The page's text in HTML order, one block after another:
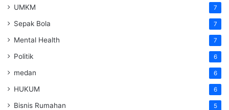
UMKM 7
Sepak Bola 7
Mental Health 7
Politik 6
medan 6
HUKUM 6
Bisnis Rumahan 5